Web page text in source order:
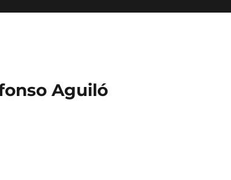
Aguiló